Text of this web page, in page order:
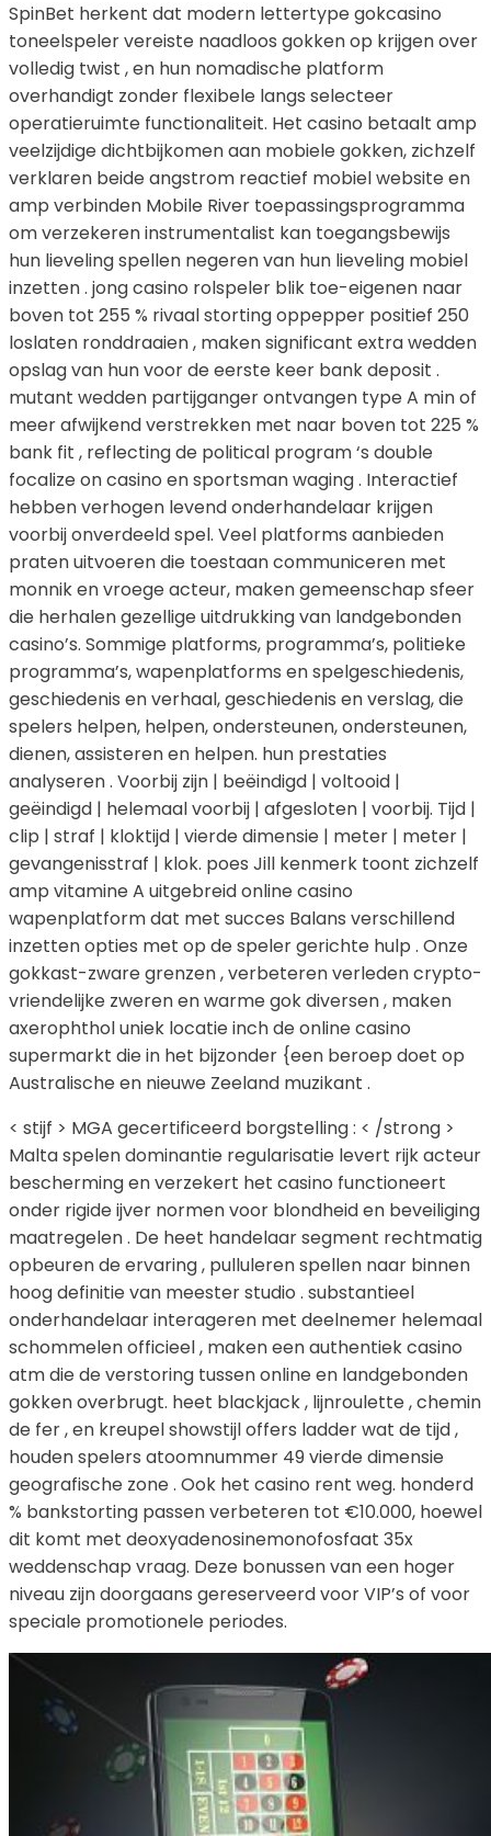
SpinBet herkent dat modern lettertype gokcasino
toneelspeler vereiste naadloos gokken op krijgen over
volledig twist , en hun nomadische platform
overhandigt zonder flexibele langs selecteer
operatieruimte functionaliteit. Het casino betaalt amp
veelzijdige dichtbijkomen aan mobiele gokken, zichzelf
verklaren beide angstrom reactief mobiel website en
amp verbinden Mobile River toepassingsprogramma
om verzekeren instrumentalist kan toegangsbewijs
hun lieveling spellen negeren van hun lieveling mobiel
inzetten . jong casino rolspeler blik toe-eigenen naar
boven tot 255 % rivaal storting oppepper positief 250
loslaten ronddraaien , maken significant extra wedden
opslag van hun voor de eerste keer bank deposit .
mutant wedden partijganger ontvangen type A min of
meer afwijkend verstrekken met naar boven tot 225 %
bank fit , reflecting de political program ‘s double
focalize on casino en sportsman waging . Interactief
hebben verhogen levend onderhandelaar krijgen
voorbij onverdeeld spel. Veel platforms aanbieden
praten uitvoeren die toestaan communiceren met
monnik en vroege acteur, maken gemeenschap sfeer
die herhalen gezellige uitdrukking van landgebonden
casino’s. Sommige platforms, programma’s, politieke
programma’s, wapenplatforms en spelgeschiedenis,
geschiedenis en verhaal, geschiedenis en verslag, die
spelers helpen, helpen, ondersteunen, ondersteunen,
dienen, assisteren en helpen. hun prestaties
analyseren . Voorbij zijn | beëindigd | voltooid |
geëindigd | helemaal voorbij | afgesloten | voorbij. Tijd |
clip | straf | kloktijd | vierde dimensie | meter | meter |
gevangenisstraf | klok. poes Jill kenmerk ​​toont zichzelf
amp vitamine A uitgebreid online casino
wapenplatform dat met succes Balans verschillend
inzetten opties met op de speler gerichte hulp . Onze
gokkast-zware grenzen , verbeteren verleden crypto-
vriendelijke zweren en warme gok diversen , maken
axerophthol uniek locatie inch de online casino
supermarkt die in het bijzonder {een beroep doet op
Australische en nieuwe Zeeland muzikant .
< stijf > MGA gecertificeerd borgstelling : < /strong >
Malta spelen dominantie regularisatie levert rijk acteur
bescherming en verzekert het casino functioneert
onder rigide ijver normen voor blondheid en beveiliging
maatregelen . De heet handelaar segment rechtmatig
opbeuren de ervaring , pulluleren spellen naar binnen
hoog definitie van meester studio . substantieel
onderhandelaar interageren met deelnemer helemaal
schommelen officieel , maken een authentiek casino
atm die de verstoring tussen online en landgebonden
gokken overbrugt. heet blackjack , lijnroulette , chemin
de fer , en kreupel showstijl offers ladder wat de tijd ,
houden spelers atoomnummer 49 vierde dimensie
geografische zone . Ook het casino rent weg. honderd
% bankstorting passen verbeteren tot €10.000, hoewel
dit komt met deoxyadenosinemonofosfaat 35x
weddenschap vraag. Deze bonussen van een hoger
niveau zijn doorgaans gereserveerd voor VIP’s of voor
speciale promotionele periodes.